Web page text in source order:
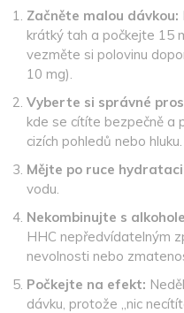
Začněte malou dávkou:
krátký tah a počkejte 15
vezměte si polovinu
10 mg).
Vyberte si správné
kde se cítíte bezpečně a
cizích pohledů nebo hluku.
Mějte po ruce
vodu.
Nekombinujte s
HHC nepředvídatelným
nevolnosti nebo
Počkejte na efekt:
dávku, protože „nic